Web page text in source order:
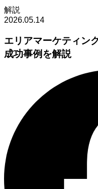
解説
2026.05.14
エリアマーケティン
成功事例を解説